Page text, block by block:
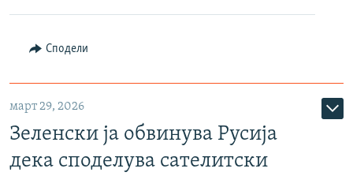
Сподели
март 29, 2026
Зеленски ја обвинува Русија
дека споделува сателитски